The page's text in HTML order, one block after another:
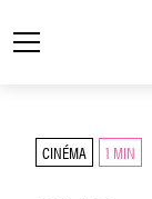
CINÉMA 1 MIN